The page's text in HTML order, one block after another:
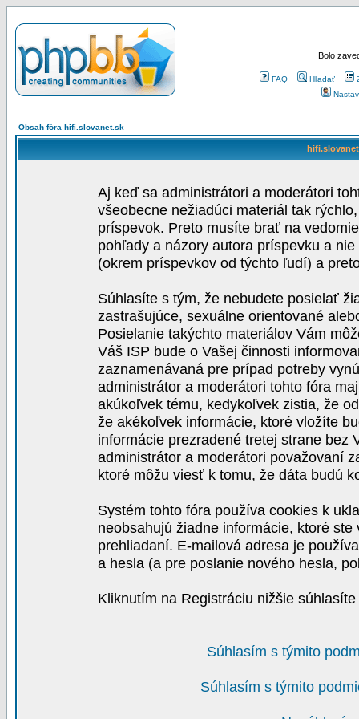
Bolo
FAQ Hľadať
Obsah fóra hifi.slovanet.sk
Aj keď sa administrátori a moderátori
všeobecne nežiadúci materiál tak
príspevok. Preto musíte brať na
pohľady a názory autora príspevku a
(okrem príspevkov od týchto ľudí) a
Súhlasíte s tým, že nebudete posielať
zastrašujúce, sexuálne orientované
Posielanie takýchto materiálov Vám
Váš ISP bude o Vašej činnosti
zaznamenávaná pre prípad potreby
administrátor a moderátori tohto fóra
akúkoľvek tému, kedykoľvek zistia, že
že akékoľvek informácie, ktoré vložíte
informácie prezradené tretej strane bez
administrátor a moderátori považovaní
ktoré môžu viesť k tomu, že dáta budú
Systém tohto fóra používa cookies k
neobsahujú žiadne informácie, ktoré
prehliadaní. E-mailová adresa je
a hesla (a pre poslanie nového hesla,
Kliknutím na Registráciu nižšie
Súhlasím s týmito
Súhlasím s týmito